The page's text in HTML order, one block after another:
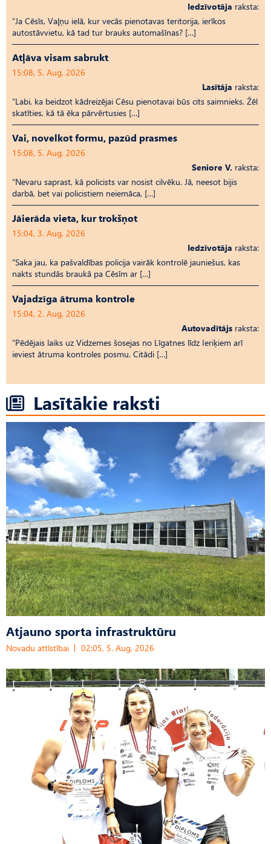
Iedzīvotāja raksta:
“Ja Cēsīs, Vaļņu ielā, kur vecās pienotavas teritorija, ierīkos
autostāvvietu, kā tad tur brauks automašīnas? […]
Atļāva visam sabrukt
15:08, 5. Aug, 2026
Lasītāja raksta:
“Labi, ka beidzot kādreizējai Cēsu pienotavai būs cits saimnieks. Žēl
skatīties, kā tā ēka pārvērtusies […]
Vai, novelkot formu, pazūd prasmes
15:08, 5. Aug, 2026
Seniore V. raksta:
“Nevaru saprast, kā policists var nosist cilvēku. Jā, neesot bijis
darbā, bet vai policistiem neiemāca, […]
Jāierāda vieta, kur trokšņot
15:04, 3. Aug, 2026
Iedzīvotāja raksta:
“Saka jau, ka pašvaldības policija vairāk kontrolē jauniešus, kas
nakts stundās braukā pa Cēsīm ar […]
Vajadzīga ātruma kontrole
15:04, 2. Aug, 2026
Autovadītājs raksta:
“Pēdējais laiks uz Vid­ze­mes šosejas no Līgatnes līdz Ieriķiem arī
ieviest ātruma kontroles posmu. Citādi […]
Lasītākie raksti
Atjauno sporta infrastruktūru
Novadu attīstībai 02:05, 5. Aug, 2026